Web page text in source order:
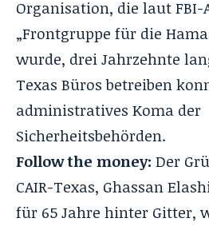
Organisation, die laut FBI-
„Frontgruppe für die
wurde, drei Jahrzehnte
Texas Büros betreiben
administratives Koma der
Sicherheitsbehörden.
Follow the money: Der
CAIR-Texas, Ghassan
für 65 Jahre hinter Gitter,